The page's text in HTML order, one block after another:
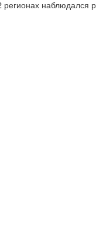
наблюдался